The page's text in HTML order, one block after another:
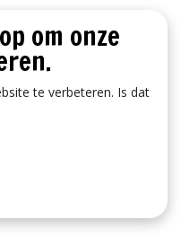
om onze
te verbeteren. Is dat